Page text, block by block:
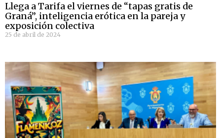
Llega a Tarifa el viernes de “tapas gratis de
Graná”, inteligencia erótica en la pareja y
exposición colectiva
25 de abril de 2024